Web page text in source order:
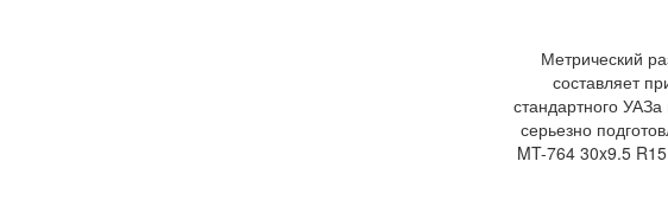
Метрический
составляет
стандартного
серьезно
MT-764 30x9.5